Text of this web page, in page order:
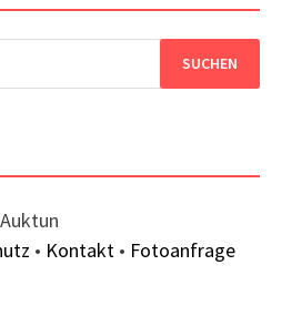
• Kontakt • Fotoanfrage